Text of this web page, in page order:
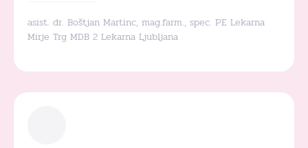
asist. dr. Boštjan Martinc, mag.farm., spec. PE Lekarna
Mirje Trg MDB 2 Lekarna Ljubljana